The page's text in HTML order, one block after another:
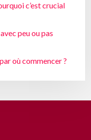
c’est crucial
peu ou pas
où commencer ?